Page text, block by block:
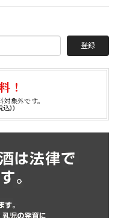
登録
！
象外です。
込))